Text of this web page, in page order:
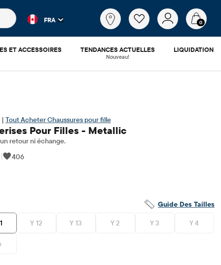
populaires et les résultats de produits au fur et à
FRA 0
ET ACCESSOIRES TENDANCES ACTUELLES
Nouveau!
LIQUIDATION
| Tout Acheter Chaussures pour fille
Pour Filles - Metallic
retour ni échange.
|
406
Guide Des Tailles
Y 12 Y 13 Y 2 Y 3 Y 4